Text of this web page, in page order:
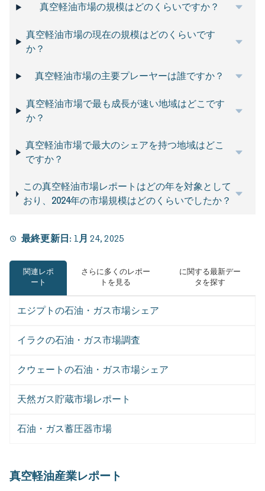
真空軽油市場の規模はどのくらいですか？
真空軽油市場の現在の規模はどのくらいです
か？
真空軽油市場の主要プレーヤーは誰ですか？
真空軽油市場で最も成長が速い地域はどこです
か？
真空軽油市場で最大のシェアを持つ地域はどこ
ですか？
この真空軽油市場レポートはどの年を対象として
おり、2024年の市場規模はどのくらいでしたか？
最終更新日: 1月 24, 2025
関連レポ
ート
さらに多くのレポー
トを見る
に関する最新デー
タを探す
エジプトの石油・ガス市場シェア
イラクの石油・ガス市場調査
クウェートの石油・ガス市場シェア
天然ガス貯蔵市場レポート
石油・ガス蓄圧器市場
真空軽油産業レポート